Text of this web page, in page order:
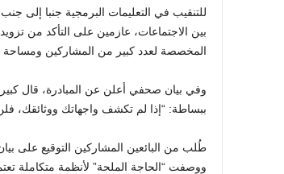
للتنقيب في التعليمات البرمجية جنبا إلى
بين الاجتماعات، عازمين على التأكد من
المخصصة لعدد كبير من المشاركين ومساحة
وفي بيان صحفي أعلن عن المبادرة، قال كبير
ببساطة: “إذا لم تكشف واجهاتك ووثائقك،
ووصفت “الحاجة الملحة” لأنظمة متكاملة